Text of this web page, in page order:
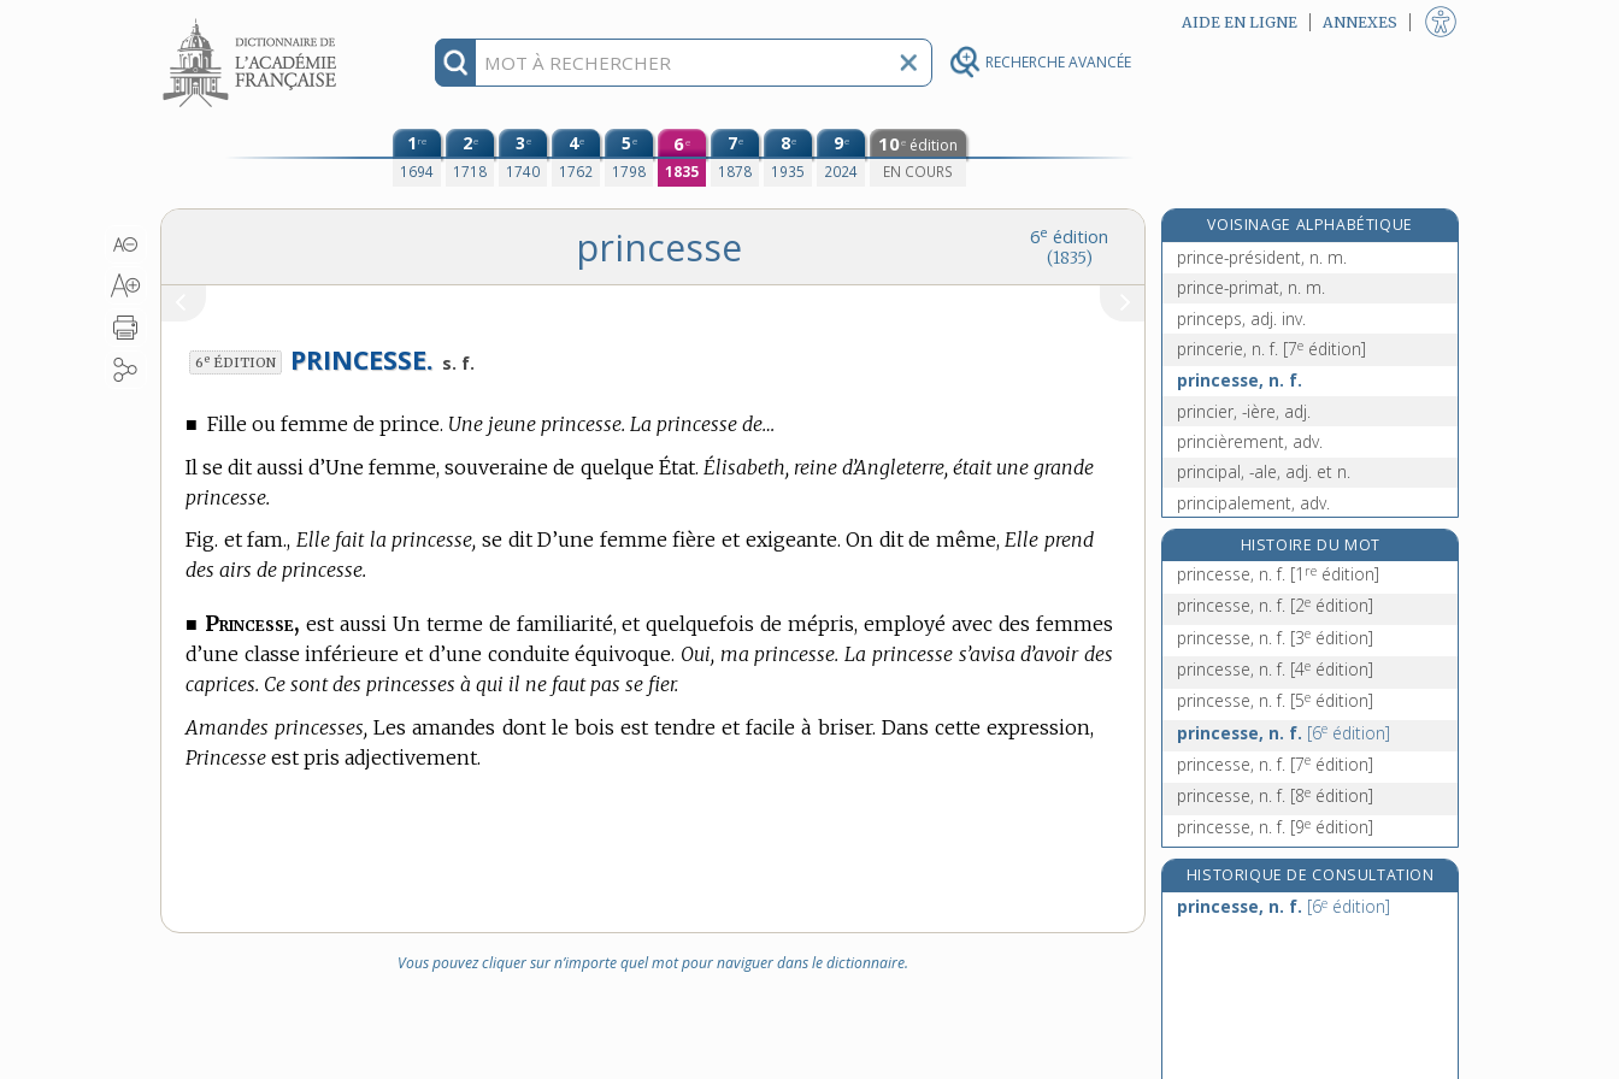
RECHERCHE AVANCÉE
Aller au contenu AIDE EN LIGNE ANNEXES
1re
1694
2e
1718
3e
1740
4e
1762
5e
1798
6e
1835
7e
1878
8e
1935
9e
2024
10e édition
EN COURS
6e édition
(1835)
princesse
6e ÉDITION PRINCESSE. s. f.
■ Fille ou femme de prince. Une jeune princesse. La princesse de…
Il se dit aussi d’Une femme, souveraine de quelque État. Élisabeth, reine d’Angleterre, était une grande
princesse.
Fig. et fam., Elle fait la princesse, se dit D’une femme fière et exigeante. On dit de même,Elle prend
des airs de princesse.
■ Princesse, est aussi Un terme de familiarité,et quelquefois de mépris, employé avec des femmes
d’une classe inférieure et d’une conduite équivoque. Oui, ma princesse. La princesse s’avisa d’avoir des
caprices. Ce sont des princesses à qui il ne faut pas se fier.
Amandes princesses, Les amandes dont le bois est tendre et facile à briser. Dans cette expression,
Princesse est pris adjectivement.
Vous pouvez cliquer sur n’importe quel mot pour naviguer dans le dictionnaire.
VOISINAGE ALPHABÉTIQUE
prince-de-galles, n. m. inv.
prince-président, n. m.
prince-primat, n. m.
princeps, adj. inv.
princerie, n. f. [7e édition]
princesse, n. f.
princier, -ière, adj.
princièrement, adv.
principal, -ale, adj. et n.
principalement, adv.
principalité, n. f.[7eédition]
principat, n. m.
principauté, n. f.
principe, n. m.
HISTOIRE DU MOT
princesse, n. f. [1 re édition]
princesse, n. f. [2e édition]
princesse, n. f. [3e édition]
princesse, n. f. [4e édition]
princesse, n. f. [5e édition]
princesse, n. f. [6e édition]
princesse, n. f. [7e édition]
princesse, n. f. [8e édition]
princesse, n. f. [9e édition]
HISTORIQUE DE CONSULTATION
princesse, n. f. [6e édition]